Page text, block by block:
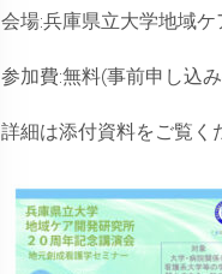
会場:兵庫県立大学地域
参加費:無料(事前申し込
詳細は添付資料をご覧く